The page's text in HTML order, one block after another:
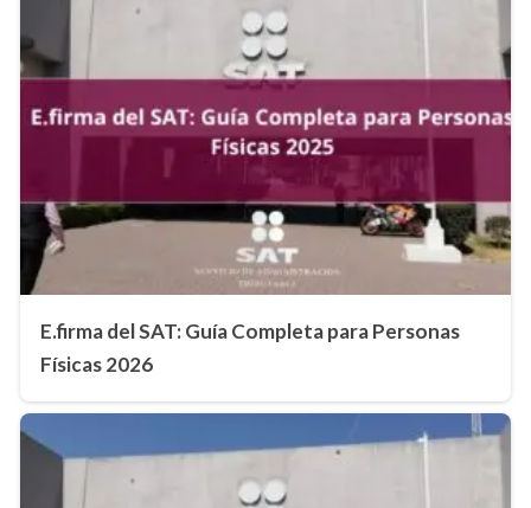
E.firma del SAT: Guía Completa para Personas
Físicas 2026